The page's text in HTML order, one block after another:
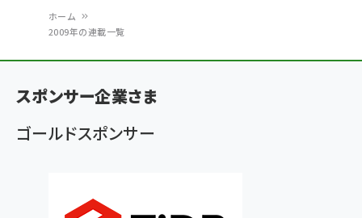
く
ず
ホーム
2009年の連載一覧
スポンサー企業さま
ゴールドスポンサー